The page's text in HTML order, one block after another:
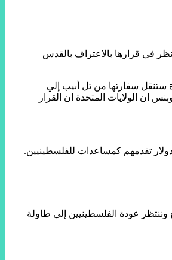
في قرارها بالاعتراف بالقدس
حيث اصدر ترامب يوم 6 ديسمبر قرارا بأن الولايات المتحدة ستنقل سفارتها من تل أبيب إلي
الولايات المتحدة ان القرار
عودة الفلسطينيين إلي طاولة